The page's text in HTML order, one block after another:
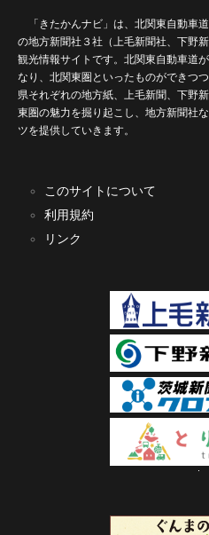
「きたかんナビ」は、北関東自動車
の地方新聞社３社（上毛新聞社、下野
観光情報サイトです。北関東自動車道
なり、北関東圏といったものができつ
県それぞれの地方紙、上毛新聞、下野
東圏の魅力を掘り起こし、地方新聞社
ツを提供していきます。
このサイトについて
利用規約
リンク